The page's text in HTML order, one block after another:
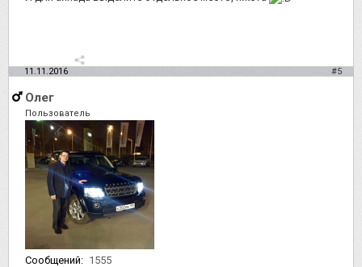
11.11.2016 #5
Олег
Пользователь
Сообщений: 1555